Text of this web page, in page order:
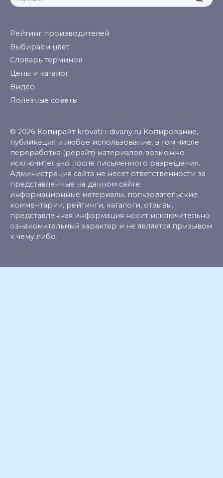
for:
Рейтинг производителей
Выбираем цвет
Словарь терминов
Цены и каталог
Видео
Полезные советы
© 2026 Копирайт krovati-i-divany.ru Копирование,
публикация и любое использование, в том числе
переработка (рерайт) материалов возможно
исключительно после письменного разрешения.
Администрация сайта не несет ответственности за
представленные на данном сайте:
информационные материалы, пользовательские
комментарии, рейтинги, каталоги, отзывы,
представленная информация носит исключительно
ознакомительный характер и не является призывом
к чему либо.